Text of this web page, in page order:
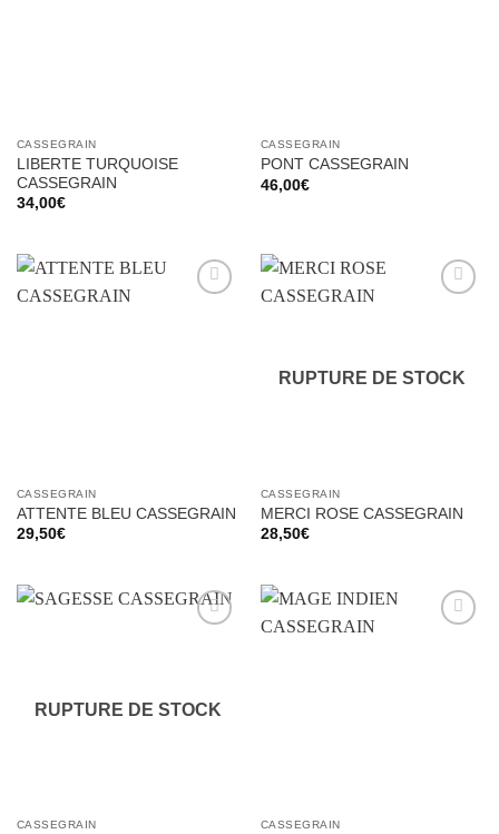
CASSEGRAIN
LIBERTE TURQUOISE
CASSEGRAIN
34,00€
CASSEGRAIN
PONT CASSEGRAIN
46,00€
CASSEGRAIN
ATTENTE BLEU CASSEGRAIN
29,50€
RUPTURE DE STOCK
CASSEGRAIN
MERCI ROSE CASSEGRAIN
28,50€
RUPTURE DE STOCK
CASSEGRAIN CASSEGRAIN